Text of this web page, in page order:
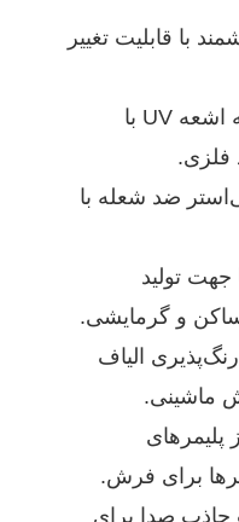
با قابلیت تغییر
سنتز الیاف نایلون مقاوم به اشعه UV با
فلزی.
ضد شعله با
جهت تولید
و گرمایشی.
الیاف
پلیمرهای
برای فرش.
جاذب صدا برای